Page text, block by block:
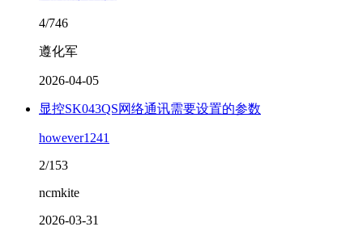
4/746
遵化军
2026-04-05
显控SK043QS网络通讯需要设置的参数
however1241
2/153
ncmkite
2026-03-31